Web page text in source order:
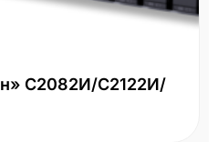
С2082И/С2122И/